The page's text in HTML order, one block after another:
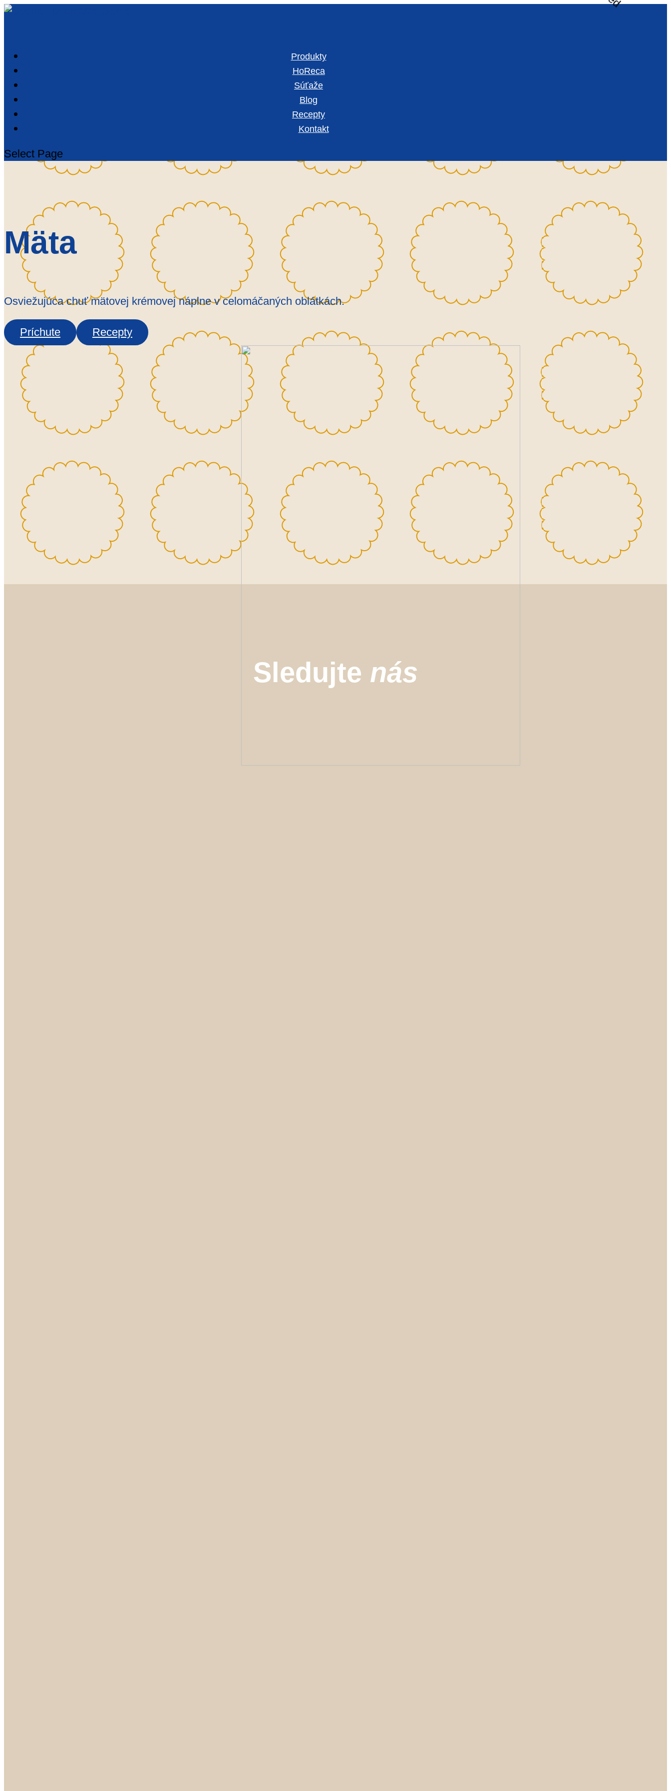
Produkty
HoReca
Súťaže
Blog
Recepty
Kontakt
Select Page
Mäta
Osviežujúca chuť mätovej krémovej náplne v celomáčaných oblátkách.
Príchute Recepty
Sledujte nás